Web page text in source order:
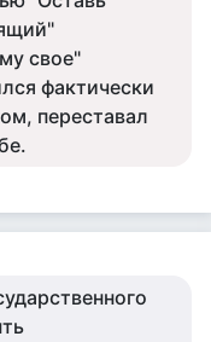
свое"
фактически
переставал